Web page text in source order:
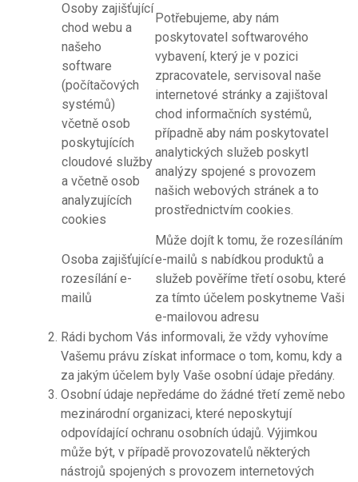
Osoby zajišťující
chod webu a
našeho
software
(počítačových
systémů)
včetně osob
poskytujících
cloudové služby
a včetně osob
analyzujících
cookies
Potřebujeme, aby nám
poskytovatel softwarového
vybavení, který je v pozici
zpracovatele, servisoval naše
internetové stránky a zajištoval
chod informačních systémů,
případně aby nám poskytovatel
analytických služeb poskytl
analýzy spojené s provozem
našich webových stránek a to
prostřednictvím cookies.
Osoba zajišťující
rozesílání e-
mailů
Může dojít k tomu, že rozesíláním
e-mailů s nabídkou produktů a
služeb pověříme třetí osobu, které
za tímto účelem poskytneme Vaši
e-mailovou adresu
Rádi bychom Vás informovali, že vždy vyhovíme
Vašemu právu získat informace o tom, komu, kdy a
za jakým účelem byly Vaše osobní údaje předány.
Osobní údaje nepředáme do žádné třetí země nebo
mezinárodní organizaci, které neposkytují
odpovídající ochranu osobních údajů. Výjimkou
může být, v případě provozovatelů některých
nástrojů spojených s provozem internetových